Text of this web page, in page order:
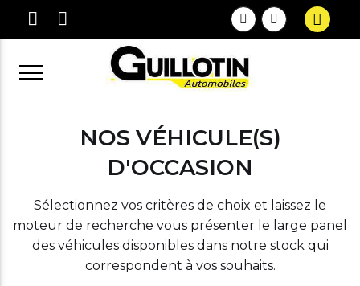
NOS VÉHICULE(S)
D'OCCASION
Sélectionnez vos critères de choix et laissez le
moteur de recherche vous présenter le large panel
des véhicules disponibles dans notre stock qui
correspondent à vos souhaits.